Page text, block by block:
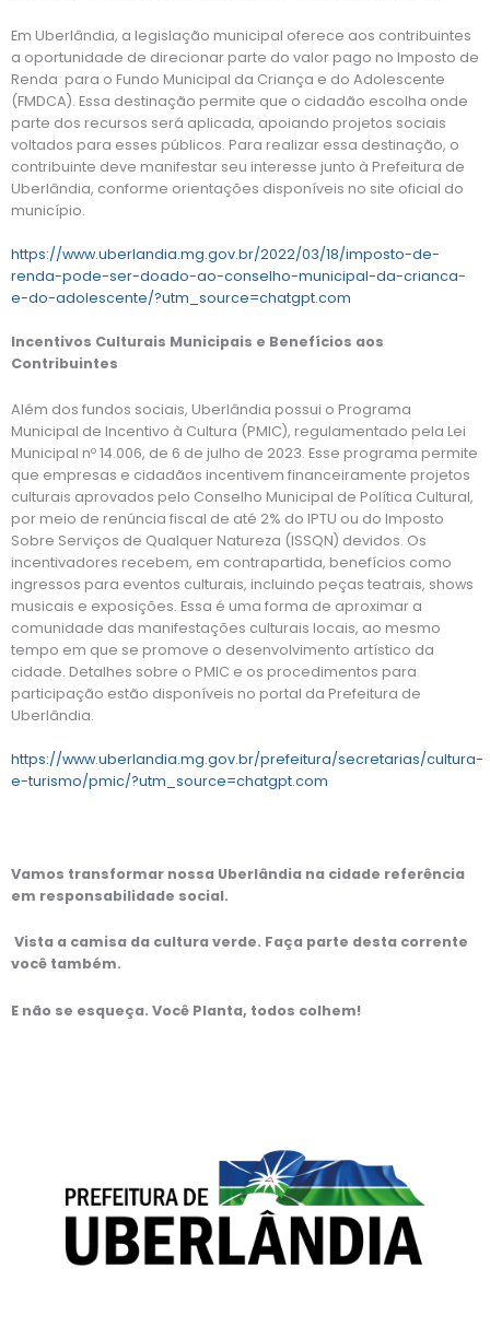
Em Uberlândia, a legislação municipal oferece aos contribuintes
a oportunidade de direcionar parte do valor pago no Imposto de
Renda para o Fundo Municipal da Criança e do Adolescente
(FMDCA). Essa destinação permite que o cidadão escolha onde
parte dos recursos será aplicada, apoiando projetos sociais
voltados para esses públicos. Para realizar essa destinação, o
contribuinte deve manifestar seu interesse junto à Prefeitura de
Uberlândia, conforme orientações disponíveis no site oficial do
município.
https://www.uberlandia.mg.gov.br/2022/03/18/imposto-de-
renda-pode-ser-doado-ao-conselho-municipal-da-crianca-
e-do-adolescente/?utm_source=chatgpt.com
Incentivos Culturais Municipais e Benefícios aos
Contribuintes
Além dos fundos sociais, Uberlândia possui o Programa
Municipal de Incentivo à Cultura (PMIC), regulamentado pela Lei
Municipal nº 14.006, de 6 de julho de 2023. Esse programa permite
que empresas e cidadãos incentivem financeiramente projetos
culturais aprovados pelo Conselho Municipal de Política Cultural,
por meio de renúncia fiscal de até 2% do IPTU ou do Imposto
Sobre Serviços de Qualquer Natureza (ISSQN) devidos. Os
incentivadores recebem, em contrapartida, benefícios como
ingressos para eventos culturais, incluindo peças teatrais, shows
musicais e exposições. Essa é uma forma de aproximar a
comunidade das manifestações culturais locais, ao mesmo
tempo em que se promove o desenvolvimento artístico da
cidade. Detalhes sobre o PMIC e os procedimentos para
participação estão disponíveis no portal da Prefeitura de
Uberlândia.
https://www.uberlandia.mg.gov.br/prefeitura/secretarias/cultura-
e-turismo/pmic/?utm_source=chatgpt.com
Vamos transformar nossa Uberlândia na cidade referência
em responsabilidade social.
Vista a camisa da cultura verde. Faça parte desta corrente
você também.
E não se esqueça. Você Planta, todos colhem!